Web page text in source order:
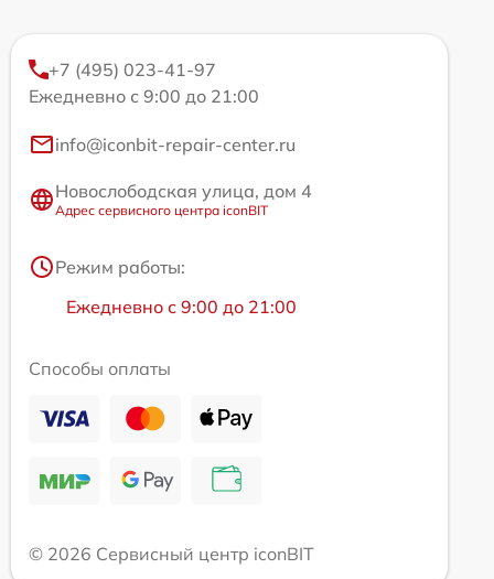
+7 (495) 023-41-97
Ежедневно с 9:00 до 21:00
info@iconbit-repair-center.ru
Новослободская улица, дом 4
Адрес сервисного центра iconBIT
Режим работы:
Ежедневно с 9:00 до 21:00
Способы оплаты
© 2026 Сервисный центр iconBIT